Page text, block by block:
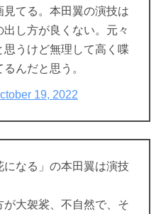
てる。本田翼の演技は
し方が良くない。元々
うけど無理して高く喋
んだと思う。
19, 2022
なる」の本田翼は演技
大袈裟、不自然で、そ